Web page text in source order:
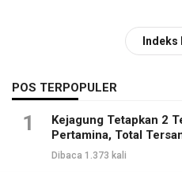
Indeks
POS TERPOPULER
1
Kejagung Tetapkan 2
Pertamina, Total
Dibaca 1.373 kali